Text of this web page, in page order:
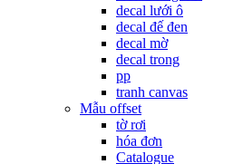
decal lưới ô
decal đế đen
decal mờ
decal trong
pp
tranh canvas
Mẫu offset
tờ rơi
hóa đơn
Catalogue